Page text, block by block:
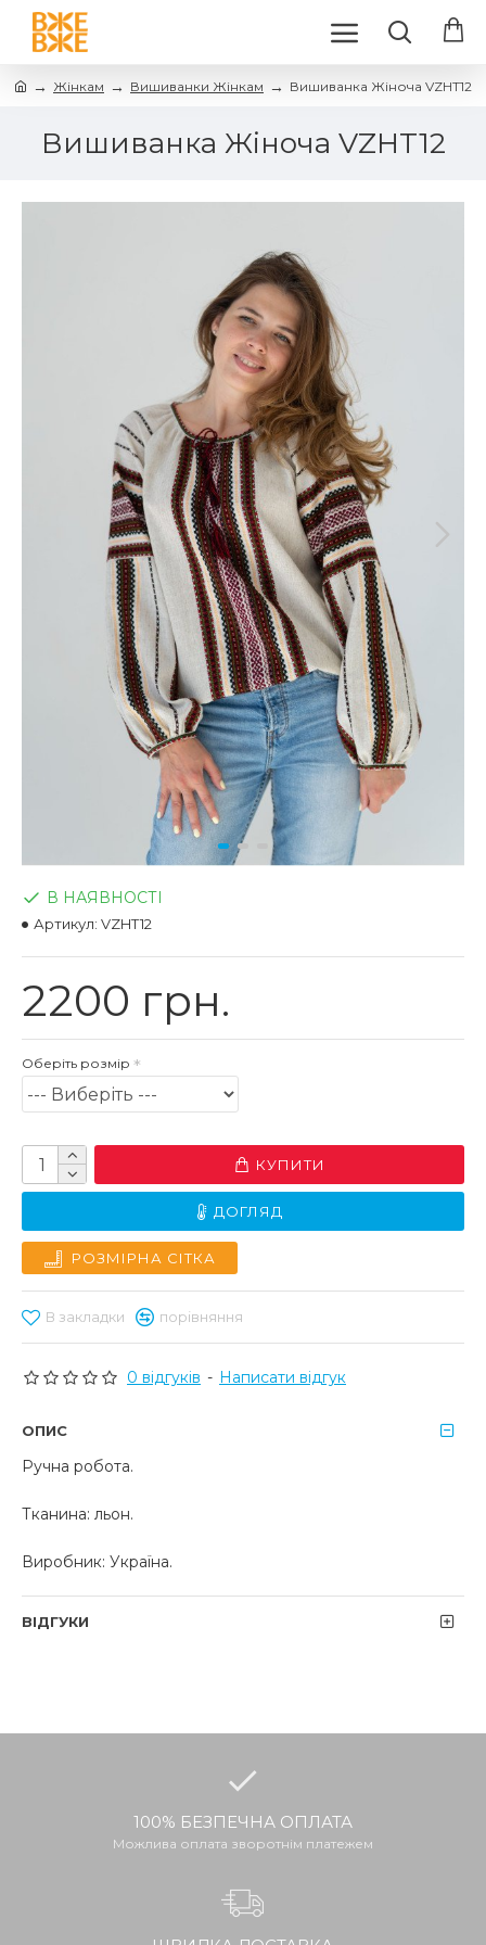
Жінкам Вишиванки Жінкам Вишиванка Жіноча VZHT12
Вишиванка Жіноча VZHT12
0 відгуків - Написати відгук
2200 грн.
В НАЯВНОСТІ
Артикул: VZHT12
Оберіть розмір
КУПИТИ
ДОГЛЯД
РОЗМІРНА СІТКА
В закладки порівняння
ОПИС
Ручна робота.
Тканина: льон.
Виробник: Україна.
ВІДГУКИ
100% БЕЗПЕЧНА ОПЛАТА
Можлива оплата зворотнім платежем